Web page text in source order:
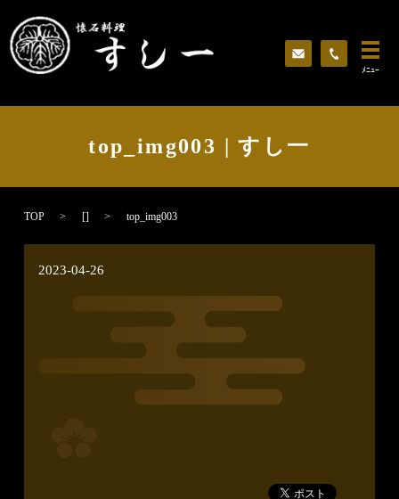
ﾒﾆｭｰ
top_img003 | すし一
TOP [] top_img003
2023-04-26